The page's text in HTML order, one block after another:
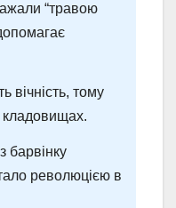
“травою
вічність, тому
кладовищах.
барвінку
революцією в